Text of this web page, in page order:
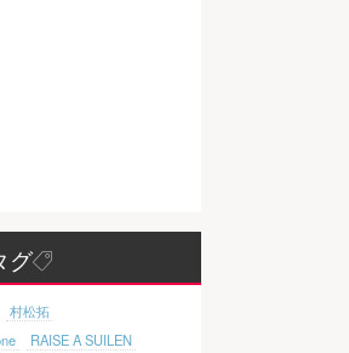
グ
村松拓
RAISE A SUILEN